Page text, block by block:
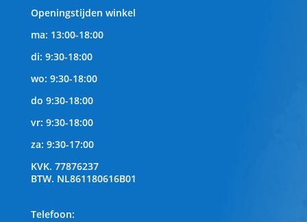
Openingstijden winkel
ma: 13:00-18:00
di: 9:30-18:00
wo: 9:30-18:00
do 9:30-18:00
vr: 9:30-18:00
za: 9:30-17:00
KVK. 77876237
BTW. NL861180616B01
Telefoon: